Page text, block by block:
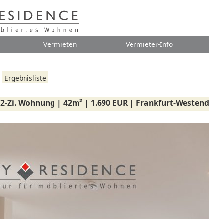
Vermieten Vermieter-Info
Ergebnisliste
2-Zi. Wohnung | 42m² | 1.690 EUR | Frankfurt-Westend